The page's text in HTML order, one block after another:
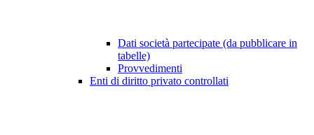
Dati società partecipate (da pubblicare in
tabelle)
Provvedimenti
Enti di diritto privato controllati